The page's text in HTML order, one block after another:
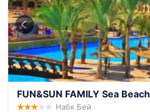
FUN&SUN FAMILY Sea Beach
Набк Бей